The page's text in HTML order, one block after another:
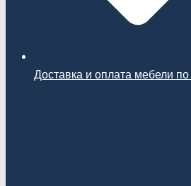
Доставка и оплата мебели